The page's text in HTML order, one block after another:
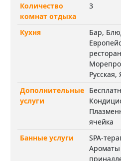
Количество
комнат отдыха
3
Кухня
Бар,
Русская,
Дополнительные
услуги
ячейка
Банные услуги
SPA-